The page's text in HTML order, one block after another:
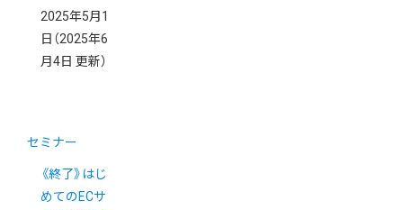
2025年5月1
日 （2025年6
月4日 更新）
セミナー
《終了》はじ
めてのECサ